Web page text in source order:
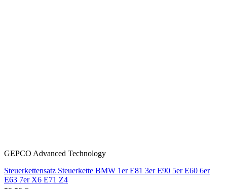
GEPCO Advanced Technology
Steuerkettensatz Steuerkette BMW 1er E81 3er E90 5er E60 6er
E63 7er X6 E71 Z4